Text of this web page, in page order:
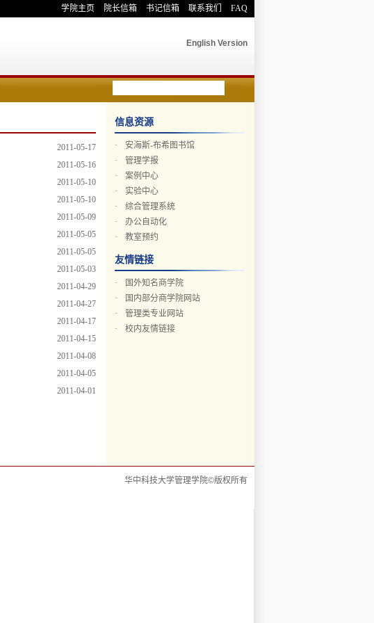
学院主页 院长信箱 书记信箱 联系我们 FAQ
English Version
2011-05-17
2011-05-16
2011-05-10
2011-05-10
2011-05-09
2011-05-05
2011-05-05
2011-05-03
2011-04-29
2011-04-27
2011-04-17
2011-04-15
2011-04-08
2011-04-05
2011-04-01
信息资源
·
安海斯-布希图书馆
·
管理学报
·
案例中心
·
实验中心
·
综合管理系统
·
办公自动化
·
教室预约
友情链接
·
国外知名商学院
·
国内部分商学院网站
·
管理类专业网站
·
校内友情链接
华中科技大学管理学院©版权所有